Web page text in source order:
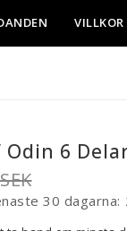
Odin 6
30 dagarna